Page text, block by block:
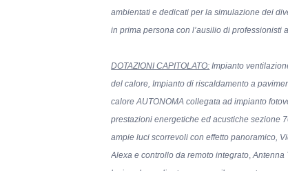
ambientati e dedicati per la simulazione dei
in prima persona con l’ausilio di professionisti
DOTAZIONI CAPITOLATO: Impianto
del calore, Impianto di riscaldamento a
calore AUTONOMA collegata ad impianto
prestazioni energetiche ed acustiche sezione
ampie luci scorrevoli con effetto panoramico,
Alexa e controllo da remoto integrato,Antenna